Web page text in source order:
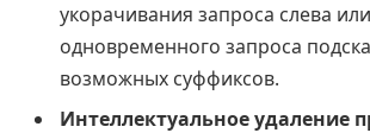
укорачивания запроса слева или
одновременного запроса
возможных суффиксов.
Интеллектуальное удаление